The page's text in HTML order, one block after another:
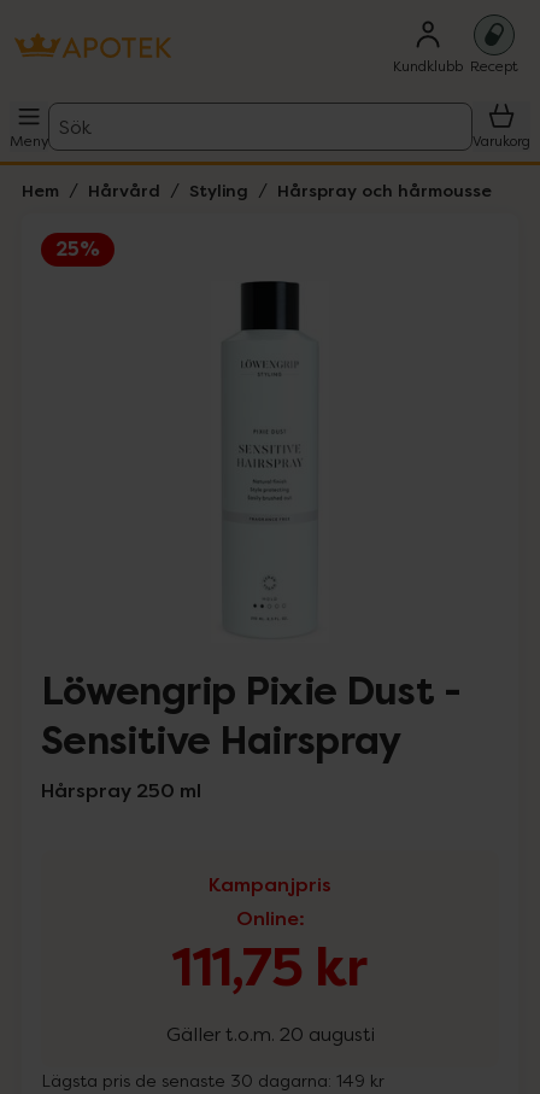
Kundklubb Recept
Meny
Sök
Varukorg
Hem Hårvård Styling Hårspray och hårmousse
25%
Löwengrip Pixie Dust -
Sensitive Hairspray
Hårspray 250 ml
Kampanjpris
Online:
111,75 kr
Gäller t.o.m. 20 augusti
Lägsta pris de senaste 30 dagarna: 149 kr